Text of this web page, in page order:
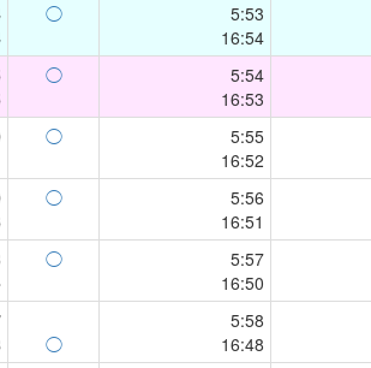
◯
5:53
16:54
◯
5:54
16:53
◯
5:55
16:52
◯
5:56
16:51
◯
5:57
16:50
◯
5:58
16:48